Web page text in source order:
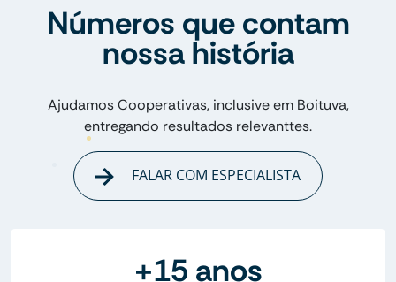
Números que contam
nossa história
Ajudamos Cooperativas, inclusive em Boituva,
entregando resultados relevanttes.
FALAR COM ESPECIALISTA
+15 anos